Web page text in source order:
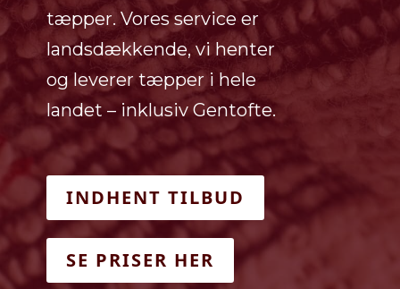
tæpper. Vores service er
landsdækkende, vi henter
og leverer tæpper i hele
landet – inklusiv Gentofte.
INDHENT TILBUD
SE PRISER HER